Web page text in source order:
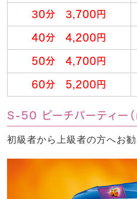
30分 3,700円
40分 4,200円
50分 4,700円
60分 5,200円
S-50 ピーチパーティー
初級者から上級者の方へお勧